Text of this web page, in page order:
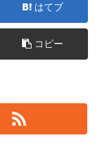
はてブ
コピー